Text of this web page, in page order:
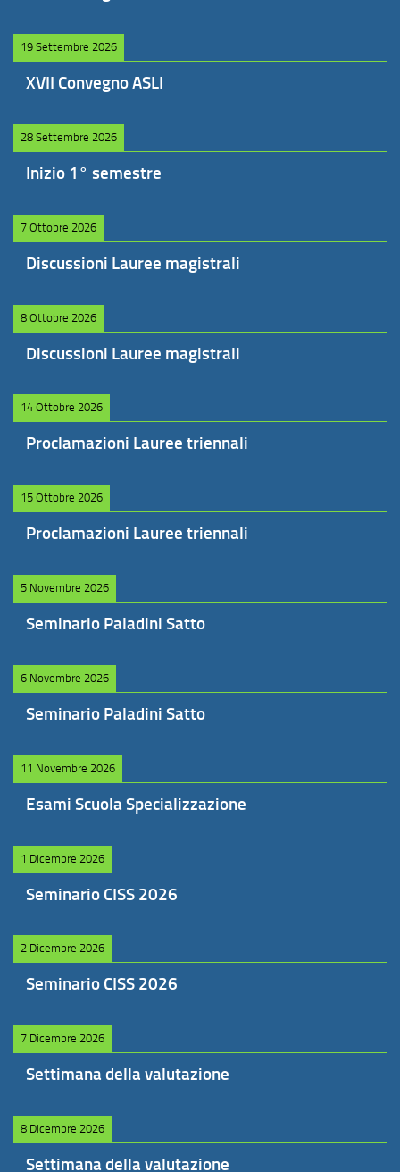
19 Settembre 2026
XVII Convegno ASLI
28 Settembre 2026
Inizio 1° semestre
7 Ottobre 2026
Discussioni Lauree magistrali
8 Ottobre 2026
Discussioni Lauree magistrali
14 Ottobre 2026
Proclamazioni Lauree triennali
15 Ottobre 2026
Proclamazioni Lauree triennali
5 Novembre 2026
Seminario Paladini Satto
6 Novembre 2026
Seminario Paladini Satto
11 Novembre 2026
Esami Scuola Specializzazione
1 Dicembre 2026
Seminario CISS 2026
2 Dicembre 2026
Seminario CISS 2026
7 Dicembre 2026
Settimana della valutazione
8 Dicembre 2026
Settimana della valutazione